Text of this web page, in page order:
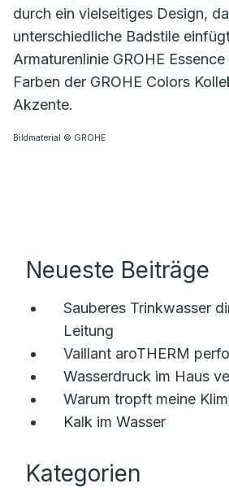
durch ein vielseitiges Design,
unterschiedliche Badstile
Armaturenlinie GROHE
Farben der GROHE Colors
Akzente.
Bildmaterial © GROHE
Neueste Beiträge
Sauberes Trinkwasser
Leitung
Vaillant aroTHERM
Wasserdruck im Haus
Warum tropft meine
Kalk im Wasser
Kategorien